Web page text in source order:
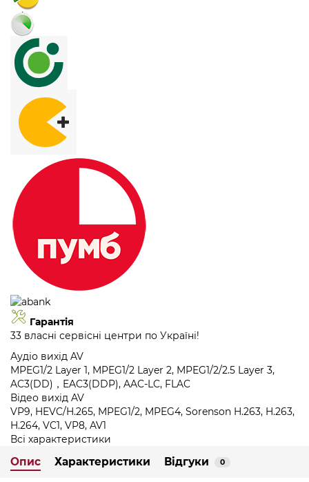
Гарантія
33 власні сервісні центри по Україні!
Аудіо вихід AV
MPEG1/2 Layer 1, MPEG1/2 Layer 2, MPEG1/2/2.5 Layer 3,
AC3(DD)，EAC3(DDP), AAC-LC, FLAC
Відео вихід AV
VP9, HEVC/H.265, MPEG1/2, MPEG4, Sorenson H.263, H.263,
H.264, VC1, VP8, AV1
Всі характеристики
Опис Характеристики Відгуки 0